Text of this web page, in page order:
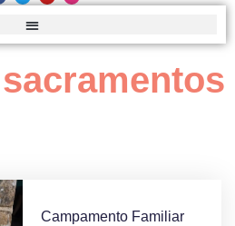
Campamento Familiar